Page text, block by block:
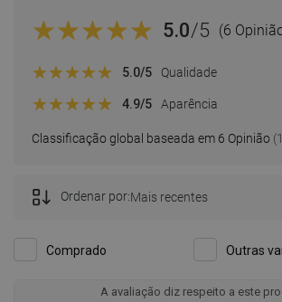
5.0/5 (6
Classificação global baseada em 6 Opinião
5.0/5 Qualidade
4.9/5 Aparência
Comprado Outras
Ordenar por:Mais recentes
A avaliação diz respeito a este